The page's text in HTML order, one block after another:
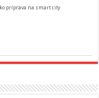
príprava na smart city